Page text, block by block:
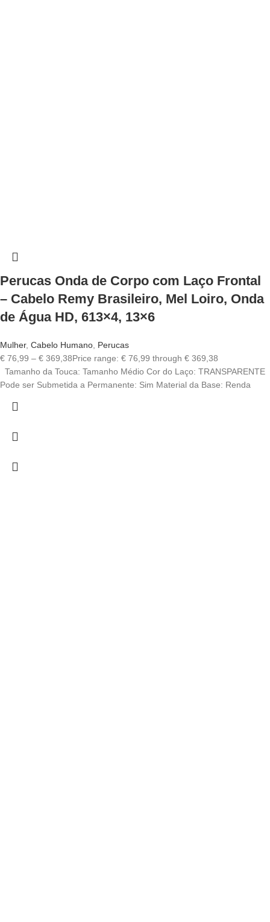
Perucas Onda de Corpo com Laço Frontal
– Cabelo Remy Brasileiro, Mel Loiro, Onda
de Água HD, 613×4, 13×6
Mulher, Cabelo Humano, Perucas
€ 76,99 – € 369,38Price range: € 76,99 through € 369,38
Tamanho da Touca: Tamanho Médio Cor do Laço: TRANSPARENTE
Pode ser Submetida a Permanente: Sim Material da Base: Renda